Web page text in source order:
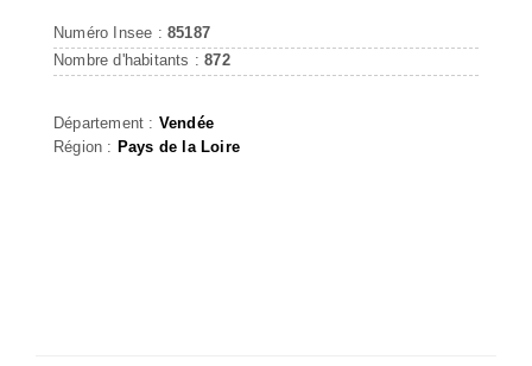
Numéro Insee : 85187
Nombre d'habitants :872
Département : Vendée
Région : Pays de la Loire